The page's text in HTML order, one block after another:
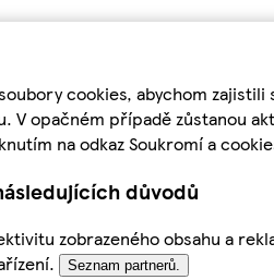
cookies, abychom
V opačném případě zůstanou
na odkaz Soukromí a
důvodů
zobrazeného obsahu a
Seznam partnerů.